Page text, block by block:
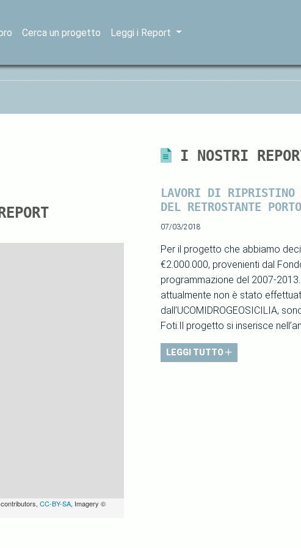
Cerca un progetto Leggi i Report
contributors, CC-BY-SA, Imagery ©
I NOSTRI
LAVORI DI RIPRISTINO
DEL RETROSTANTE
07/03/2018
Per il progetto che abbiamo
€2.000.000, provenienti dal
programmazione del 2007-
attualmente non è stato
dall’UCOMIDROGEOSICILIA,
Foti.Il progetto si inserisce
LEGGI TUTTO